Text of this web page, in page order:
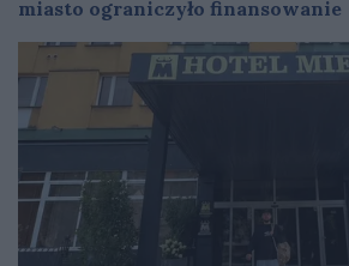
miasto ograniczyło finansowanie